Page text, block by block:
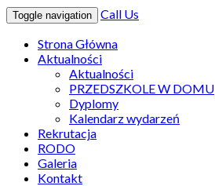
Toggle navigation
Call Us
Strona Główna
Aktualności
Aktualności
PRZEDSZKOLE W DOMU
Dyplomy
Kalendarz wydarzeń
Rekrutacja
RODO
Galeria
Kontakt